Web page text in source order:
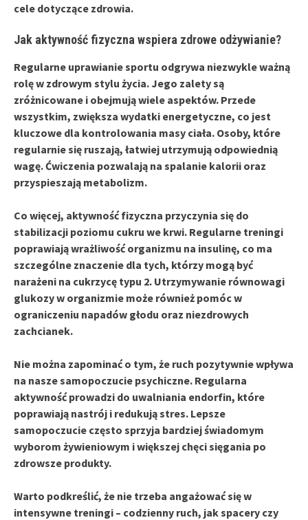
cele dotyczące zdrowia.
Jak aktywność fizyczna wspiera zdrowe odżywianie?
Regularne uprawianie sportu odgrywa niezwykle ważną
rolę w zdrowym stylu życia. Jego zalety są
zróżnicowane i obejmują wiele aspektów. Przede
wszystkim, zwiększa wydatki energetyczne, co jest
kluczowe dla kontrolowania masy ciała. Osoby, które
regularnie się ruszają, łatwiej utrzymują odpowiednią
wagę. Ćwiczenia pozwalają na spalanie kalorii oraz
przyspieszają metabolizm.
Co więcej, aktywność fizyczna przyczynia się do
stabilizacji poziomu cukru we krwi. Regularne treningi
poprawiająwrażliwość organizmu na insulinę, co ma
szczególne znaczenie dla tych, którzy mogą być
narażeni na cukrzycę typu 2. Utrzymywanie równowagi
glukozy w organizmie może również pomóc w
ograniczeniu napadów głodu oraz niezdrowych
zachcianek.
Nie można zapominać o tym, że ruch pozytywnie wpływa
na nasze samopoczucie psychiczne. Regularna
aktywność prowadzi do uwalniania endorfin, które
poprawiają nastrój i redukują stres. Lepsze
samopoczucie często sprzyja bardziej świadomym
wyborom żywieniowym i większej chęci sięgania po
zdrowsze produkty.
Warto podkreślić, że nie trzeba angażować się w
intensywne treningi – codzienny ruch, jak spacery czy